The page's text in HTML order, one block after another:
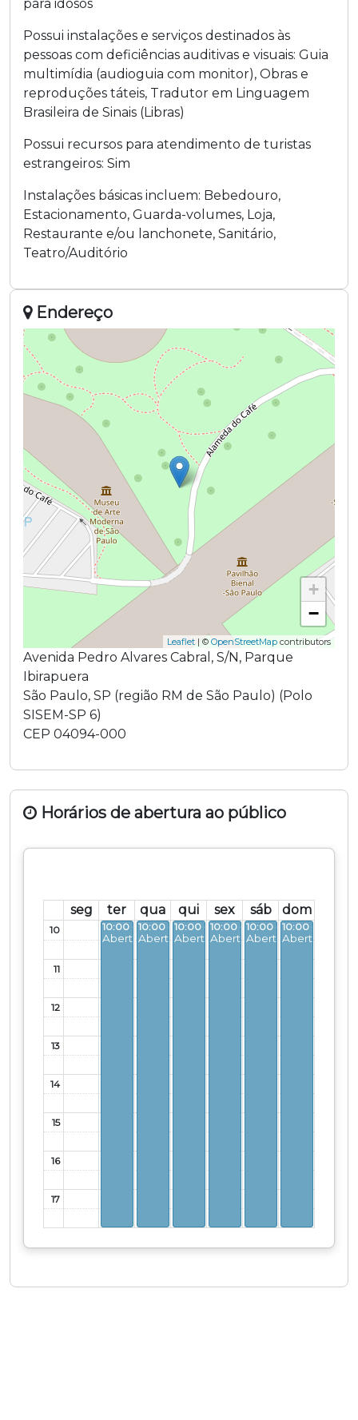
para idosos
Possui instalações e serviços destinados às
pessoas com deficiências auditivas e visuais: Guia
multimídia (audioguia com monitor), Obras e
reproduções táteis, Tradutor em Linguagem
Brasileira de Sinais (Libras)
Possui recursos para atendimento de turistas
estrangeiros: Sim
Instalações básicas incluem: Bebedouro,
Estacionamento, Guarda-volumes, Loja,
Restaurante e/ou lanchonete, Sanitário,
Teatro/Auditório
Endereço
+
−
Leaflet | © OpenStreetMap contributors
Avenida Pedro Alvares Cabral , S/N, Parque
Ibirapuera
São Paulo, SP (região RM de São Paulo) (Polo
SISEM-SP 6)
CEP 04094-000
Horários de abertura ao público
seg ter qua qui sex sáb dom
10
11
12
13
14
15
16
17
10:00 - 18:00
Aberto
10:00 - 18:00
Aberto
10:00 - 18:00
Aberto
10:00 - 18:00
Aberto
10:00 - 18:00
Aberto
10:00 - 18:00
Aberto